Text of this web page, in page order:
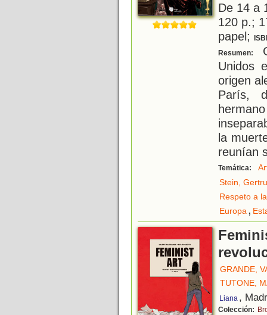
De 14 a
120 p.;
papel;
Resumen:
Unidos
origen
París,
la
reunían
Temática:
Stein,
Respeto a
Europa,
GRANDE,
TUTONE,
Liana ,
Colección: